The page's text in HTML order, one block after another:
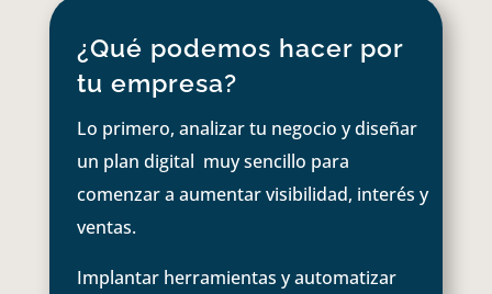
¿Qué podemos hacer por
tu empresa?
Lo primero, analizar tu negocio y diseñar
un plan digital muy sencillo para
comenzar a aumentar visibilidad, interés y
ventas.
Implantar herramientas y automatizar